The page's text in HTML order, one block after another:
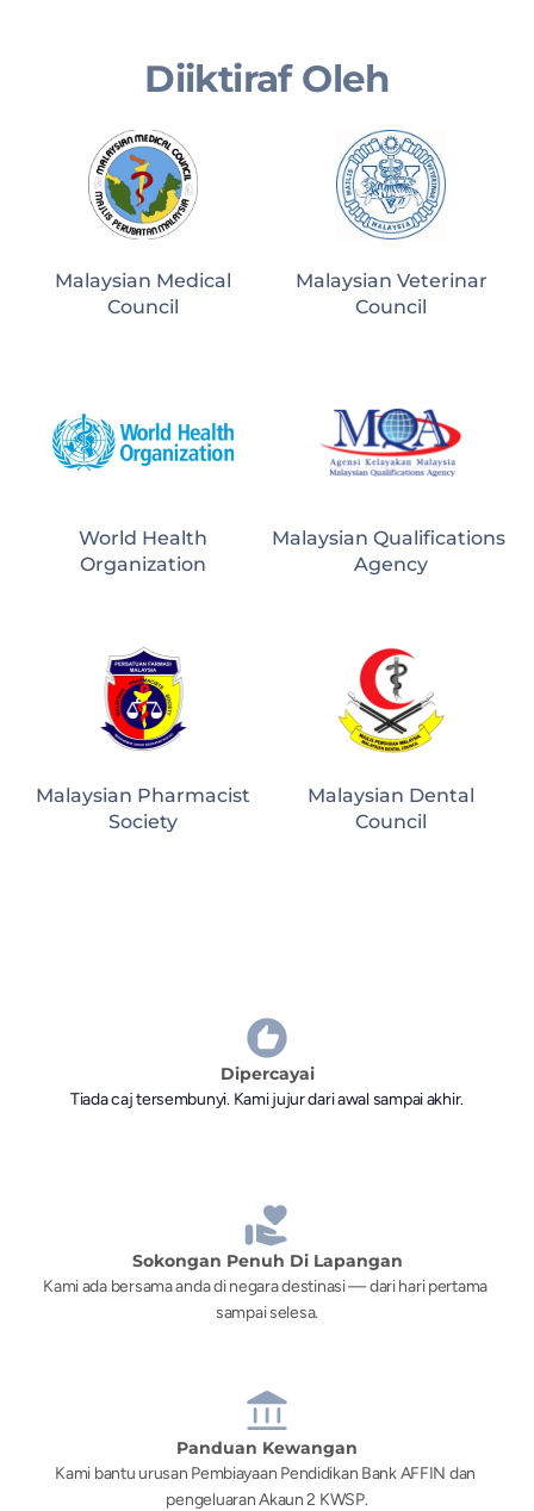
Diiktiraf Oleh
Malaysian Medical
Council
Malaysian Veterinar
Council
World Health
Organization
Malaysian Qualifications
Agency
Malaysian Pharmacist
Society
Malaysian Dental
Council
Dipercayai
Tiada caj tersembunyi. Kami jujur dari awal sampai akhir.
Sokongan Penuh Di Lapangan
Kami ada bersama anda di negara destinasi — dari hari pertama
sampai selesa.
Panduan Kewangan
Kami bantu urusan Pembiayaan Pendidikan Bank AFFIN dan
pengeluaran Akaun 2 KWSP.